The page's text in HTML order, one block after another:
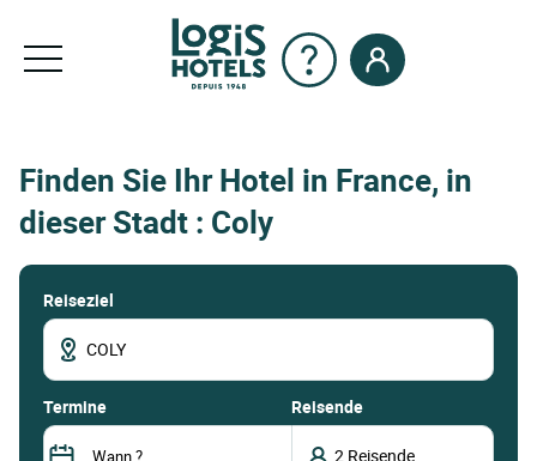
Finden Sie Ihr Hotel in France, in
dieser Stadt : Coly
Reiseziel
termine Reisende